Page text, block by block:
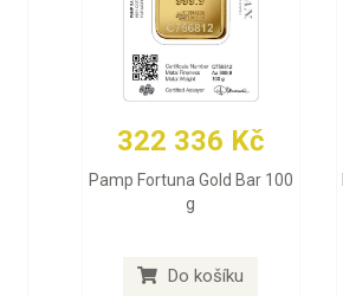
322 336 Kč
Pamp Fortuna Gold Bar 100
g
Do košíku